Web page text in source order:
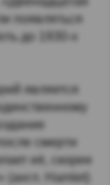
появляться
до 1930-х
является
смерти
её, скорее
Hamlet)